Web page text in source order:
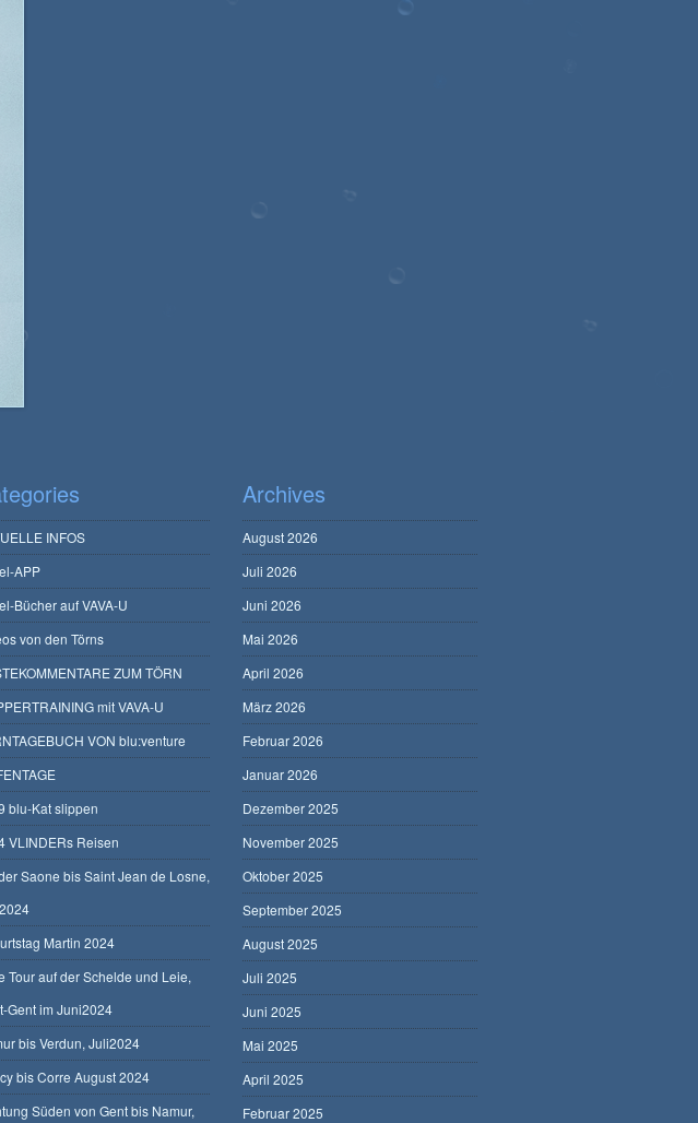
INFOS
APP
Bücher auf VAVA-U
von den Törns
ZUM TÖRN
mit VAVA-U
VON blu:venture
blu-Kat slippen
VLINDERs Reisen
Saone bis Saint Jean de Losne,
Martin 2024
Tour auf der Schelde und Leie,
Gent im Juni2024
bis Verdun, Juli2024
bis Corre August 2024
Süden von Gent bis Namur,
Archives
August 2026
Juli 2026
Juni 2026
Mai 2026
April 2026
März 2026
Februar 2026
Januar 2026
Dezember 2025
November 2025
Oktober 2025
September 2025
August 2025
Juli 2025
Juni 2025
Mai 2025
April 2025
Februar 2025